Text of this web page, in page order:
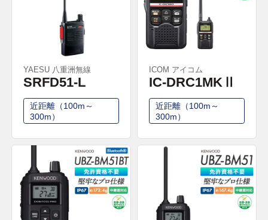
YAESU 八重洲無線
SRFD51-L
近距離（100m～
300m）
ICOM アイコム
IC-DRC1MKⅡ
近距離（100m～
300m）